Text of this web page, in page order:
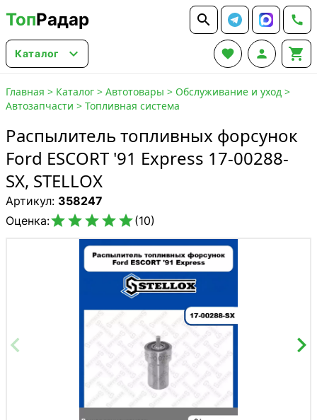
ТопРадар  
Каталог    
Главная > Каталог > Автотовары > Обслуживание и уход >
Автозапчасти > Топливная система
Распылитель топливных форсунок
Ford ESCORT '91 Express 17-00288-
SX, STELLOX
Артикул: 358247
Оценка:(10)